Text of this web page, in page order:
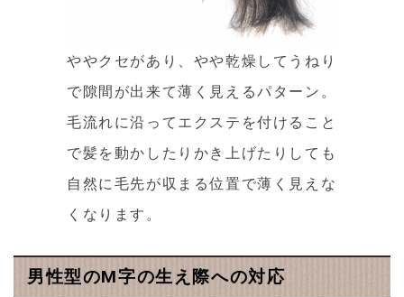
ややクセがあり、やや乾燥してうねり
で隙間が出来て薄く見えるパターン。
毛流れに沿ってエクステを付けること
で髪を動かしたりかき上げたりしても
自然に毛先が収まる位置で薄く見えな
くなります。
男性型のM字の生え際への対応